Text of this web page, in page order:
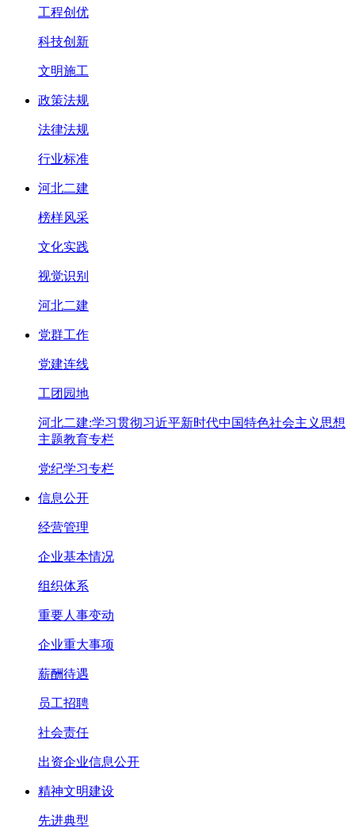
工程创优
科技创新
文明施工
政策法规
法律法规
行业标准
河北二建
榜样风采
文化实践
视觉识别
河北二建
党群工作
党建连线
工团园地
河北二建:学习贯彻习近平新时代中国特色社会主义思想
主题教育专栏
党纪学习专栏
信息公开
经营管理
企业基本情况
组织体系
重要人事变动
企业重大事项
薪酬待遇
员工招聘
社会责任
出资企业信息公开
精神文明建设
先进典型